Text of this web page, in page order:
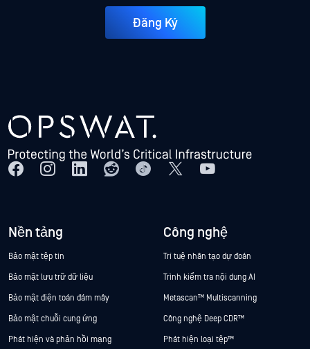
Đăng Ký
Nền tảng
Bảo mật tệp tin
Bảo mật lưu trữ dữ liệu
Bảo mật điện toán đám mây
Bảo mật chuỗi cung ứng
Phát hiện và phản hồi mạng
Công nghệ
Trí tuệ nhân tạo dự đoán
Trình kiểm tra nội dung AI
Metascan™ Multiscanning
Công nghệ Deep CDR™
Phát hiện loại tệp™